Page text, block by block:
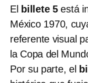
El billete 5está
México 1970,
referente visual
la Copa del
Por su parte, el